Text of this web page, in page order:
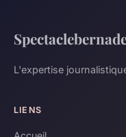
L'expertise
LIENS